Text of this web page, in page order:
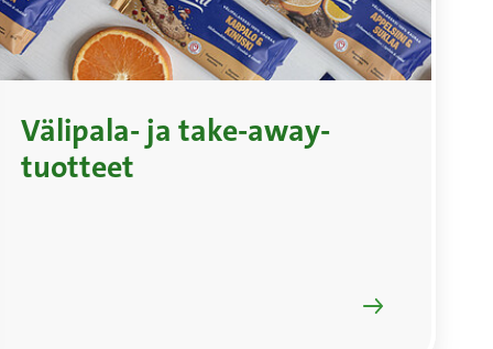
Välipala- ja take-away-
tuotteet